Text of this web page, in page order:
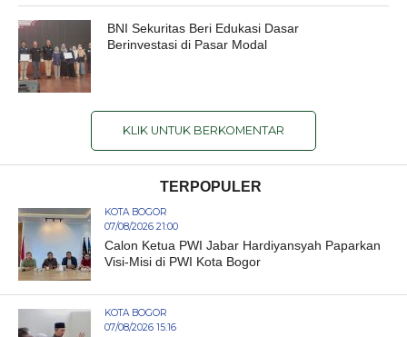
BNI Sekuritas Beri Edukasi Dasar
Berinvestasi di Pasar Modal
KLIK UNTUK BERKOMENTAR
TERPOPULER
KOTA BOGOR
07/08/2026 21:00
Calon Ketua PWI Jabar Hardiyansyah Paparkan
Visi-Misi di PWI Kota Bogor
KOTA BOGOR
07/08/2026 15:16